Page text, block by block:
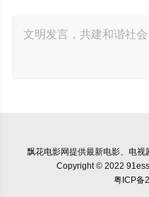
飘花电影网提供最新电影、电视
Copyright © 2022
粤ICP备